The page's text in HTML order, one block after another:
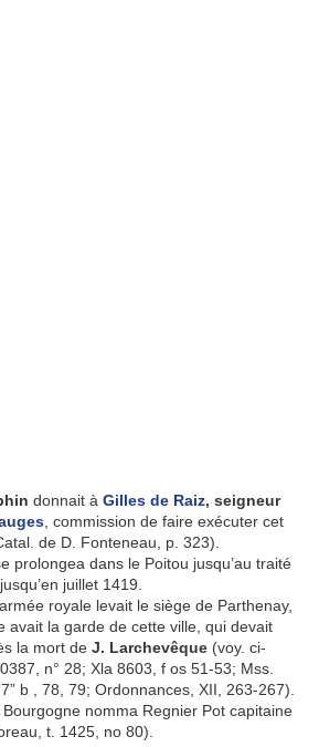
donnait à Gilles de Raiz, seigneur
, commission de faire exécuter cet
de D. Fonteneau, p. 323).
prolongea dans le Poitou jusqu’au traité
juillet 1419.
royale levait le siège de Parthenay,
avait la garde de cette ville, qui devait
la mort de J. Larchevêque (voy. ci-
n° 28; Xla 8603, f os 51-53; Mss.
b , 78, 79; Ordonnances, XII, 263-267).
nomma Regnier Pot capitaine
t. 1425, no 80).